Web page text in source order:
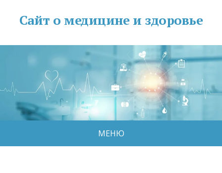
Сайт о медицине и здоровье
МЕНЮ